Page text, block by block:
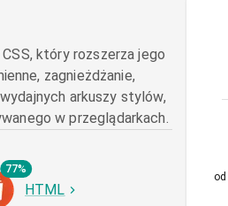
który rozszerza jego
zagnieżdżanie,
arkuszy stylów,
w przeglądarkach.
77%
HTML
od